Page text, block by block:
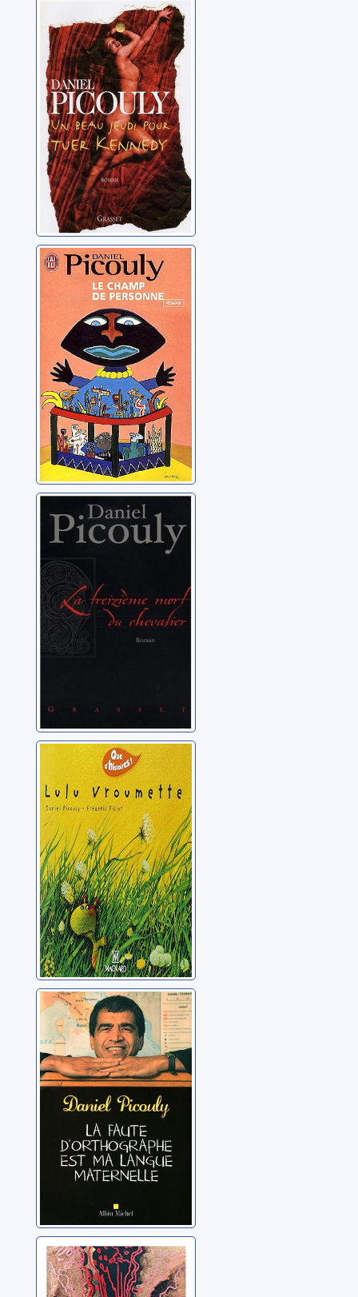
Un beau jeudi
pour tuer
Kennedy
Picouly, Daniel
Le champ de
personne
Picouly, Daniel
La treizième
mort du
Picouly, Daniel
Lulu Vroumette
Picouly, Daniel
La faute
d'orthographe
est ma langue
maternelle
Picouly, Daniel
Quatre-vingt-dix
secondes